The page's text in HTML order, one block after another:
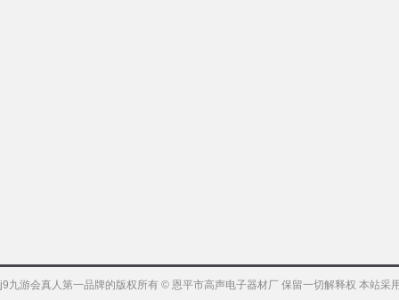
j9九游会真人第一品牌的版权所有 © 恩平市高声电子器材厂 保留一切解释权 本站采